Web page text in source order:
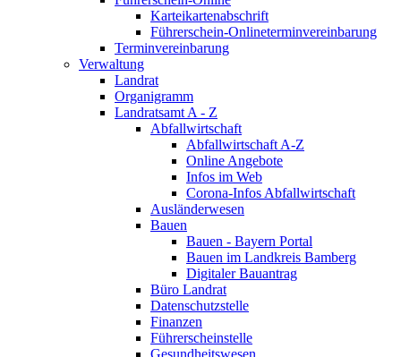
Karteikartenabschrift
Führerschein-Onlineterminvereinbarung
Terminvereinbarung
Verwaltung
Landrat
Organigramm
Landratsamt A - Z
Abfallwirtschaft
Abfallwirtschaft A-Z
Online Angebote
Infos im Web
Corona-Infos Abfallwirtschaft
Ausländerwesen
Bauen
Bauen - Bayern Portal
Bauen im Landkreis Bamberg
Digitaler Bauantrag
Büro Landrat
Datenschutzstelle
Finanzen
Führerscheinstelle
Gesundheitswesen